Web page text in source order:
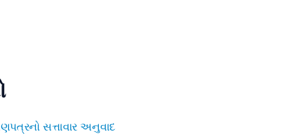
સત્તાવાર અનુવાદ